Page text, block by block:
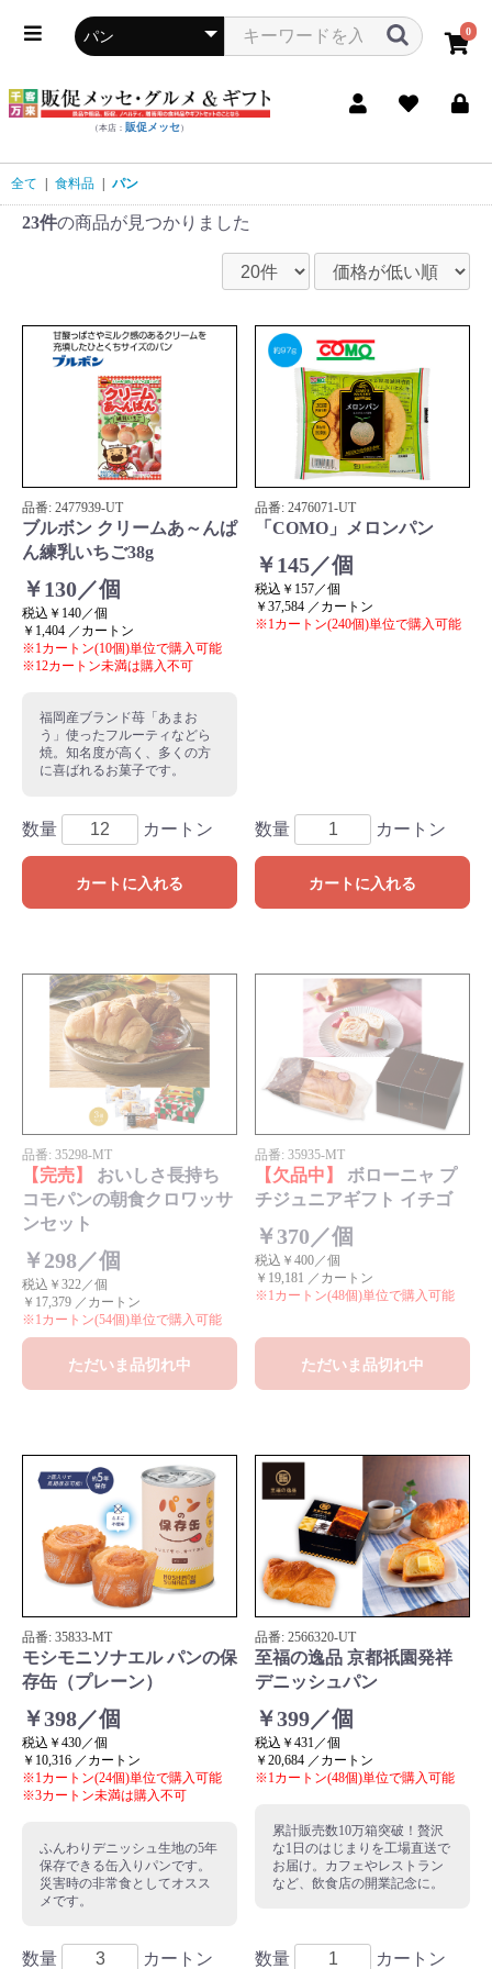
0
（本店： 販促メッセ）
全て 食料品 パン
23件の商品が見つかりました
品番: 2477939-UT
ブルボン クリームあ～んぱ
ん練乳いちご38g
￥130／個
税込￥140／個
￥1,404 ／カートン
※1カートン(10個)単位で購入可能
※12カートン未満は購入不可
福岡産ブランド苺「あまお
う」使ったフルーティなどら
焼。知名度が高く、多くの方
に喜ばれるお菓子です。
数量 カートン
カートに入れる
品番: 2476071-UT
「COMO」メロンパン
￥145／個
税込￥157／個
￥37,584 ／カートン
※1カートン(240個)単位で購入可能
数量 カートン
カートに入れる
品番: 35298-MT
【完売】
おいしさ長持ち
コモパンの朝食クロワッサ
ンセット
￥298／個
税込￥322／個
￥17,379 ／カートン
※1カートン(54個)単位で購入可能
ただいま品切れ中
品番: 35935-MT
【欠品中】
ボローニャ プ
チジュニアギフト イチゴ
￥370／個
税込￥400／個
￥19,181 ／カートン
※1カートン(48個)単位で購入可能
ただいま品切れ中
品番: 35833-MT
モシモニソナエル パンの保
存缶（プレーン）
￥398／個
税込￥430／個
￥10,316 ／カートン
※1カートン(24個)単位で購入可能
※3カートン未満は購入不可
ふんわりデニッシュ生地の5年
保存できる缶入りパンです。
災害時の非常食としてオスス
メです。
数量 カートン
品番: 2566320-UT
至福の逸品 京都祇園発祥
デニッシュパン
￥399／個
税込￥431／個
￥20,684 ／カートン
※1カートン(48個)単位で購入可能
累計販売数10万箱突破！贅沢
な1日のはじまりを工場直送で
お届け。カフェやレストラン
など、飲食店の開業記念に。
数量 カートン